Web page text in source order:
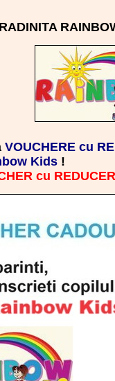
VOUCHERE cu
Kids !
cu